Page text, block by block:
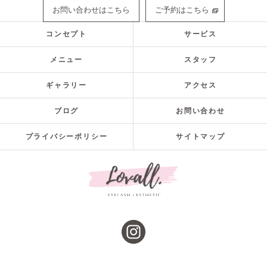
お問い合わせはこちら ご予約はこちら
コンセプト サービス
メニュー スタッフ
ギャラリー アクセス
ブログ お問い合わせ
プライバシーポリシー サイトマップ